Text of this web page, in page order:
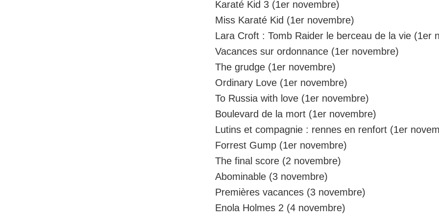
Karaté Kid 3 (1er novembre)
Miss Karaté Kid (1er novembre)
Lara Croft : Tomb Raider le berceau de la vie (1er
Vacances sur ordonnance (1er novembre)
The grudge (1er novembre)
Ordinary Love (1er novembre)
To Russia with love (1er novembre)
Boulevard de la mort (1er novembre)
Lutins et compagnie : rennes en renfort (1er
Forrest Gump (1er novembre)
The final score (2 novembre)
Abominable (3 novembre)
Premières vacances (3 novembre)
Enola Holmes 2 (4 novembre)